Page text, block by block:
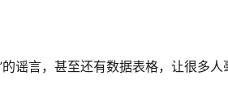
谣言，甚至还有数据表格，让很多人